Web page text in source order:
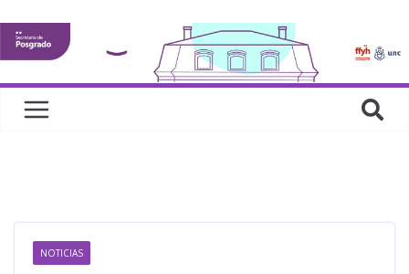
Curso de doctorado “Mirar, juzgar, sentir”
Defensas de Tesis y Trabajos Finales | Agosto
NOTICIAS